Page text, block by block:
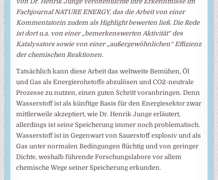
Fachjournal NATURE ENERGY, das die Arbeit von einer
Kommentatorin zudem als Highlight bewerten ließ. Die Rede
ist dort u.a. von einer „bemerkenswerten Aktivität“ des
Katalysators sowie von einer „außergewöhnlichen“ Effizienz
der chemischen Reaktionen.
Tatsächlich kann diese Arbeit das weltweite Bemühen, Öl
und Gas als Energierohstoffe abzulösen und CO2-neutrale
Prozesse zu nutzen, einen guten Schritt voranbringen. Denn
Wasserstoff ist als künftige Basis für den Energiesektor zwar
mittlerweile akzeptiert, wie Dr. Henrik Junge erläutert,
allerdings ist seine Speicherung immer noch problematisch.
Wasserstoff ist in Gegenwart von Sauerstoff explosiv und als
Gas unter normalen Bedingungen flüchtig und von geringer
Dichte, weshalb führende Forschungslabore vor allem
chemische Wege seiner Speicherung erkunden.